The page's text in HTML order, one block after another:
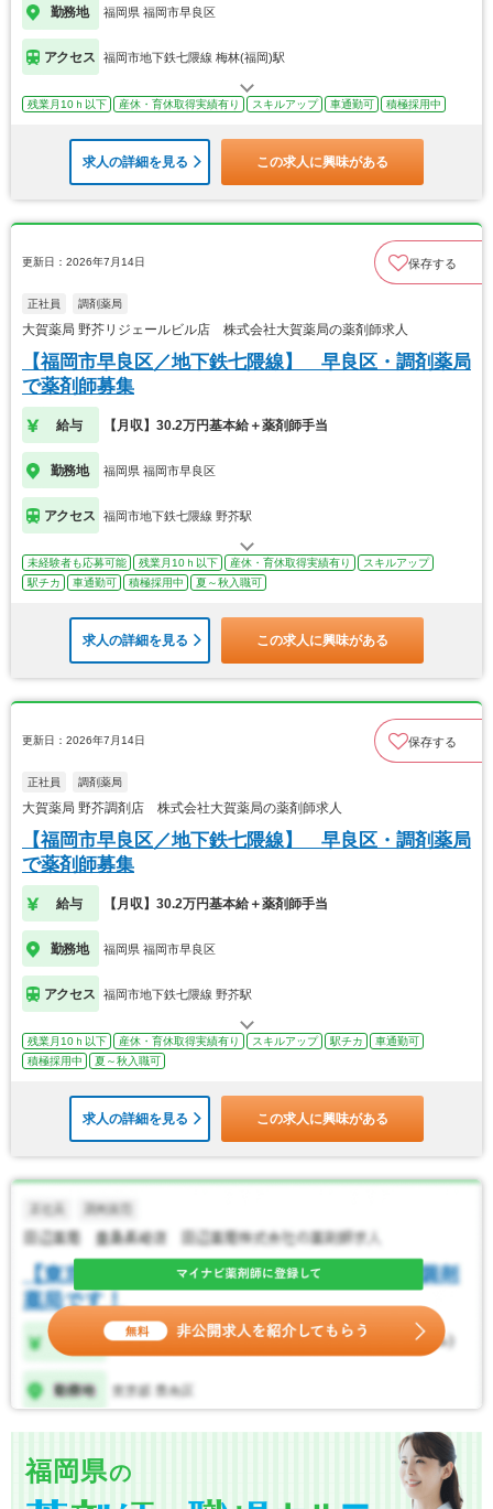
勤務地 福岡県 福岡市早良区
アクセス 福岡市地下鉄七隈線 梅林(福岡)駅
残業月10ｈ以下 産休・育休取得実績有り スキルアップ 車通勤可 積極採用中
求人の詳細を見る この求人に興味がある
更新日：2026年7月14日 保存する
正社員 調剤薬局
大賀薬局 野芥リジェールビル店 株式会社大賀薬局の薬剤師求人
【福岡市早良区／地下鉄七隈線】 早良区・調剤薬局
で薬剤師募集
給与 【月収】30.2万円基本給＋薬剤師手当
勤務地 福岡県 福岡市早良区
アクセス 福岡市地下鉄七隈線 野芥駅
未経験者も応募可能 残業月10ｈ以下 産休・育休取得実績有り
スキルアップ
駅チカ
車通勤可 積極採用中 夏～秋入職可
求人の詳細を見る この求人に興味がある
更新日：2026年7月14日 保存する
正社員 調剤薬局
大賀薬局 野芥調剤店 株式会社大賀薬局の薬剤師求人
【福岡市早良区／地下鉄七隈線】 早良区・調剤薬局
で薬剤師募集
給与 【月収】30.2万円基本給＋薬剤師手当
勤務地 福岡県 福岡市早良区
アクセス 福岡市地下鉄七隈線 野芥駅
残業月10ｈ以下 産休・育休取得実績有り スキルアップ 駅チカ
車通勤可
積極採用中
夏～秋入職可
求人の詳細を見る この求人に興味がある
福岡県の